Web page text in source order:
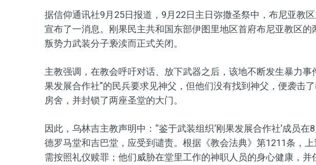
据信仰通讯社9月25日报道，9 月 22日主日弥撒圣祭中，布尼亚教
宣布了一消息。刚果民主共和国东部伊图里地区首府布尼亚教区的
叛势力武装分子亵渎而正式关闭。
主教强调，在教会呼吁对话、放下武器之后 ， 该地不断发生暴力事
果发展合作社”的民兵要求见神父，但他们没有找到神父，便袭击了
房舍，并封锁了两座圣堂的大门。
因此， 乌林吉主教声明中 ： “鉴于武装组织‘刚果发展合作社’成员在8
德罗马堂和吉巴堂，应受到谴责。 根据《教会法典》第1211条，
需按照礼仪赎罪；他们威胁在堂里工作的神职人员的身心健康，并